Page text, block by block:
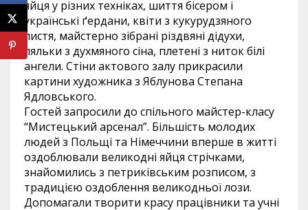
яйця у різних техніках, шиття бісером і
українські ґердани, квіти з кукурудзяного
листя, майстерно зібрані різдвяні дідухи,
ляльки з духмяного сіна, плетені з ниток білі
ангели. Стіни актового залу прикрасили
картини художника з Яблунова Степана
Ядловського.
Гостей запросили до спільного майстер-класу
“Мистецький арсенал”. Більшість молодих
людей з Польщі та Німеччини вперше в житті
оздоблювали великодні яйця стрічками,
знайомились з петриківським розписом, з
традицією оздоблення великодньої лози.
Допомагали творити красу працівники та учні